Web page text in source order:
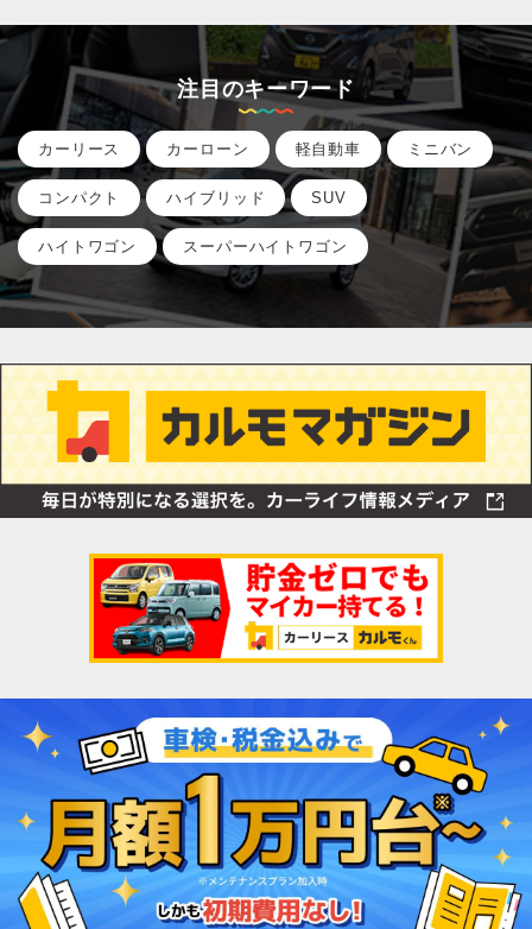
注目のキーワード
カーリース カーローン 軽自動車 ミニバン
コンパクト ハイブリッド SUV
ハイトワゴン スーパーハイトワゴン